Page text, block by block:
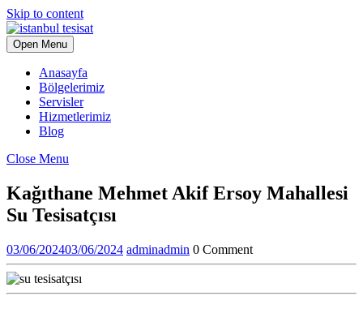
Skip to content
Open Menu
Anasayfa
Bölgelerimiz
Servisler
Hizmetlerimiz
Blog
Close Menu
Kağıthane Mehmet Akif Ersoy Mahallesi
Su Tesisatçısı
03/06/202403/06/2024 adminadmin 0 Comment